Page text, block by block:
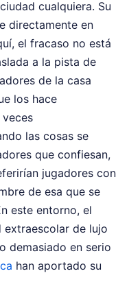
cualquiera. Su
directamente en
el fracaso no está
a la pista de
de la casa
los hace
las cosas se
que confiesan,
jugadores con
de esa que se
este entorno, el
extraescolar de lujo
demasiado en serio
han aportado su